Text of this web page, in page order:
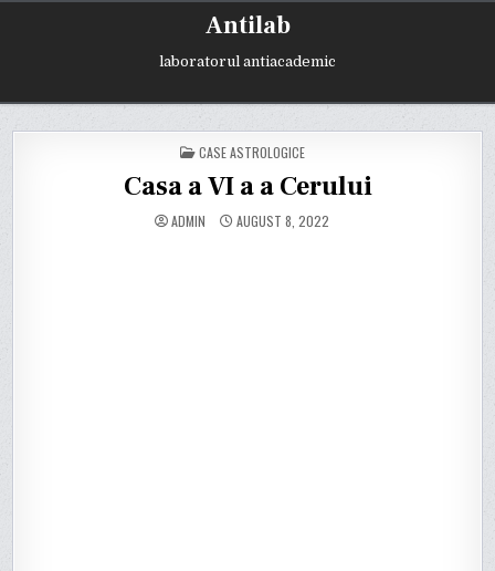
Antilab
laboratorul antiacademic
POSTED
IN
CASE ASTROLOGICE
Casa a VI a a Cerului
ADMIN AUGUST 8, 2022